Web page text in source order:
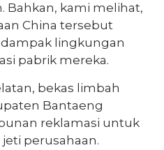
Bahkan, kami melihat,
China tersebut
lingkungan
pabrik mereka.
bekas limbah
Bantaeng
reklamasi untuk
perusahaan.